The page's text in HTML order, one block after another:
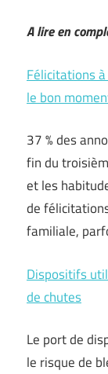
A lire en
Félicitations
le bon
37 % des
fin du
et les
de
familiale,
Dispositifs
de chutes
Le port de
le risque de